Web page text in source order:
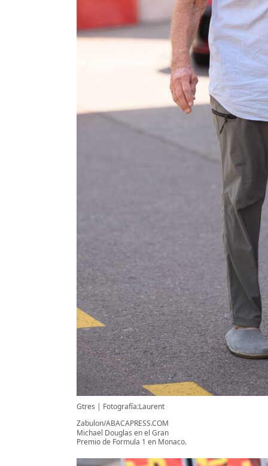
Gtres
Fotografía:Laurent
Zabulon/ABACAPRESS.COM
Michael Douglas en el Gran
Premio de Formula 1 en Monaco.